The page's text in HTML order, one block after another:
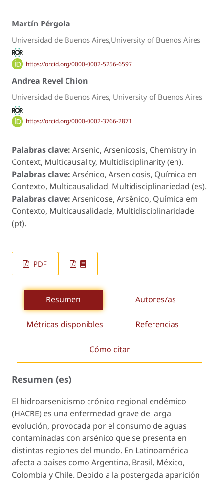
Martín Pérgola
Universidad de Buenos Aires,University of Buenos Aires
https://orcid.org/0000-0002-5256-6597
Andrea Revel Chion
Universidad de Buenos Aires, University of Buenos Aires
https://orcid.org/0000-0002-3766-2871
Palabras clave: Arsenic, Arsenicosis, Chemistry in
Context, Multicausality, Multidisciplinarity (en).
Palabras clave: Arsénico, Arsenicosis, Química en
Contexto, Multicausalidad, Multidisciplinariedad (es).
Palabras clave: Arsenicose, Arsênico, Química em
Contexto, Multicausalidade, Multidisciplinaridade
(pt).
PDF
Resumen Autores/as
Métricas disponibles Referencias
Cómo citar
Resumen (es)
El hidroarsenicismo crónico regional endémico
(HACRE) es una enfermedad grave de larga
evolución, provocada por el consumo de aguas
contaminadas con arsénico que se presenta en
distintas regiones del mundo. En Latinoamérica
afecta a países como Argentina, Brasil, México,
Colombia y Chile. Debido a la postergada aparición